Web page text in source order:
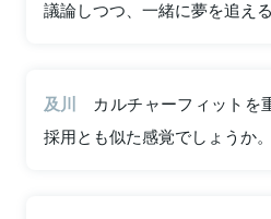
議論しつつ、一緒に夢を追える
及川
カルチャーフィットを
採用とも似た感覚でしょうか。